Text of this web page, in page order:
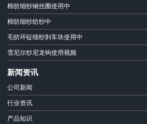
棉纺细纱钢丝圈使用中
棉纺细纱纺纱中
毛纺环锭细纱刹车块使用中
雪尼尔纱尼龙钩使用视频
新闻资讯
公司新闻
行业资讯
产品知识